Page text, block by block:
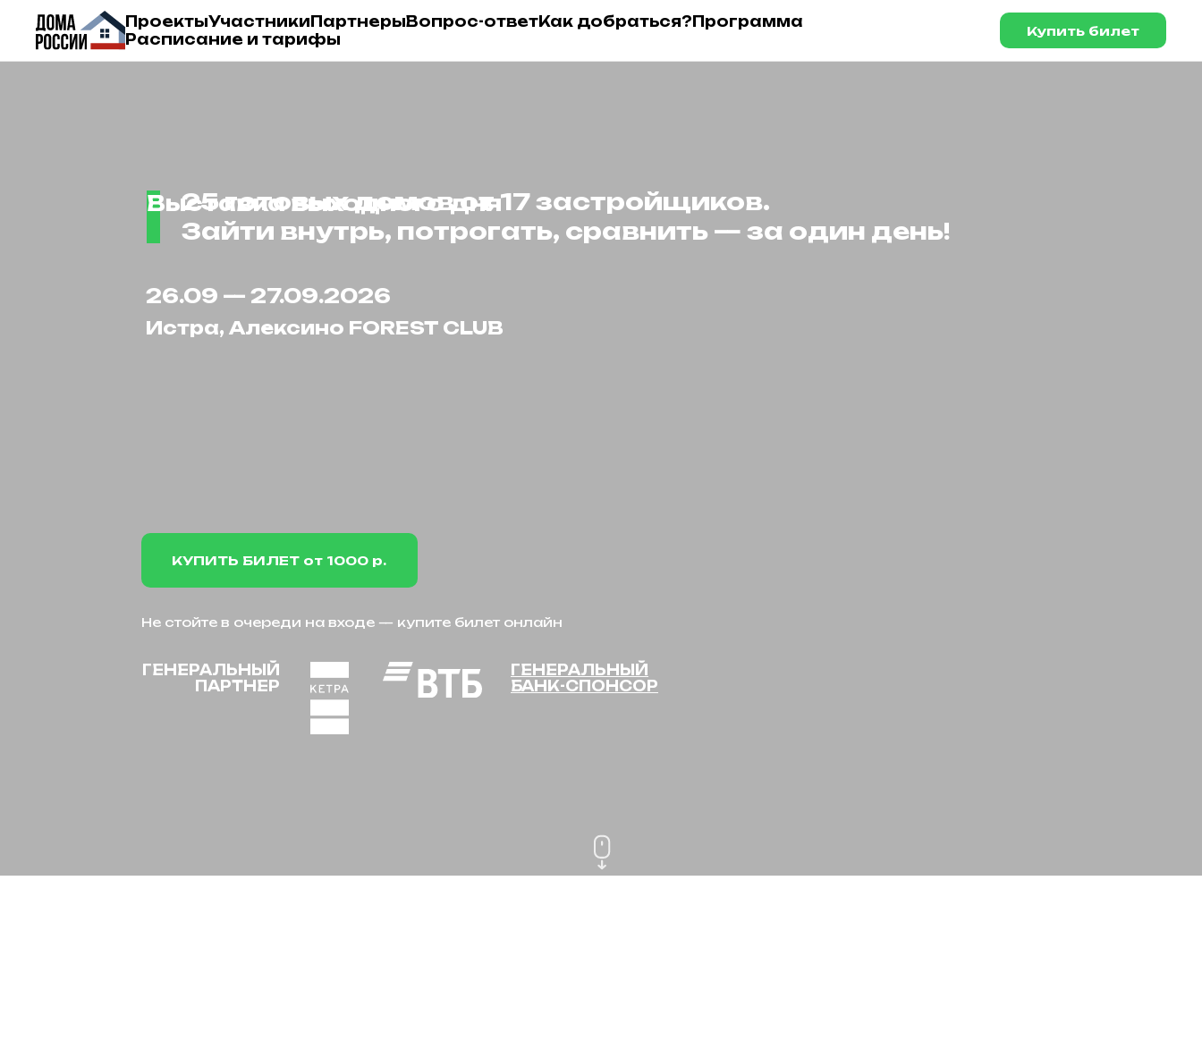
ПроектыУчастники ПартнерыВопрос-ответ Как добраться? Программа
Расписание и тарифы
Купить билет
Истра, Алексино FOREST CLUB
26.09 — 27.09.2026
КУПИТЬ БИЛЕТ от 1000 р.
25 готовых домов от 17 застройщиков.
Зайти внутрь, потрогать, сравнить — за один день!
ГЕНЕРАЛЬНЫЙ
БАНК-СПОНСОР
ГЕНЕРАЛЬНЫЙ
ПАРТНЕР
Не стойте в очереди на входе — купите билет онлайн
Выставка выходного дня